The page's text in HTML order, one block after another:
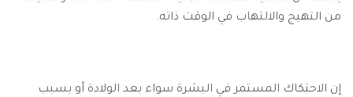
من التهيج والالتهاب في الوقت ذاته.
إن الاحتكاك المستمر في البشرة سواء بعد الولادة أو بسبب